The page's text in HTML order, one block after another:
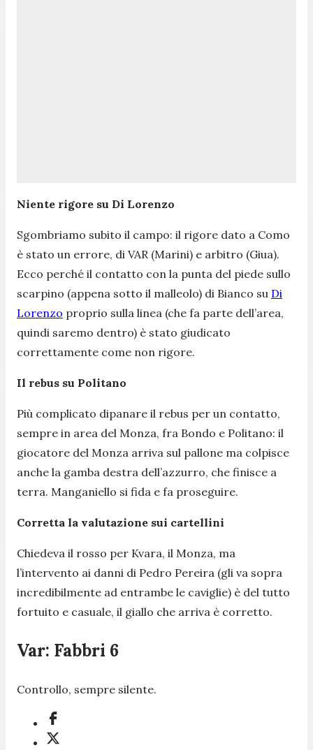
Niente rigore su Di Lorenzo
Sgombriamo subito il campo: il rigore dato a Como
è stato un errore, di VAR (Marini) e arbitro (Giua).
Ecco perché il contatto con la punta del piede sullo
scarpino (appena sotto il malleolo) di Bianco su Di
Lorenzo proprio sulla linea (che fa parte dell’area,
quindi saremo dentro) è stato giudicato
correttamente come non rigore.
Il rebus su Politano
Più complicato dipanare il rebus per un contatto,
sempre in area del Monza, fra Bondo e Politano: il
giocatore del Monza arriva sul pallone ma colpisce
anche la gamba destra dell’azzurro, che finisce a
terra. Manganiello si fida e fa proseguire.
Corretta la valutazione sui cartellini
Chiedeva il rosso per Kvara, il Monza, ma
l’intervento ai danni di Pedro Pereira (gli va sopra
incredibilmente ad entrambe le caviglie) è del tutto
fortuito e casuale, il giallo che arriva è corretto.
Var: Fabbri 6
Controllo, sempre silente.